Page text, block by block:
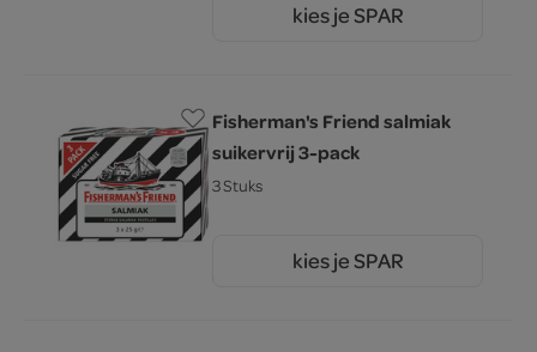
kies je SPAR
Fisherman's Friend salmiak
suikervrij 3-pack
3 Stuks
kies je SPAR